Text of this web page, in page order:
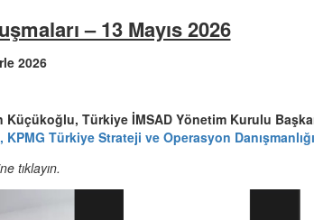
– 13 Mayıs 2026
2026
Küçükoğlu, Türkiye İMSAD Yönetim Kurulu
KPMG Türkiye Strateji ve Operasyon
tıklayın.